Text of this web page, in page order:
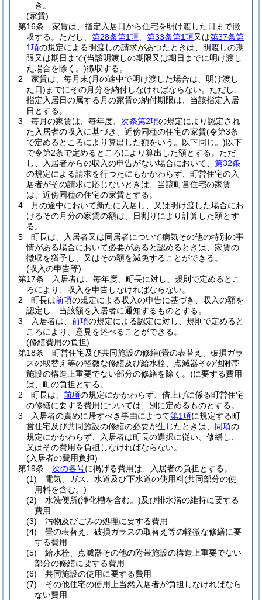
き。
(家賃)
第16条
家賃は、指定入居日から住宅を明け渡した日まで徴
収する。 ただし、 第28条第1項 第33条第1項又は第37条第
1項の規定による明渡しの請求があつたときは、明渡しの期
限又は期日まで(当該明渡しの期限又は期日までに明け渡し
た場合を除く。)徴収する。
2
家賃は、毎月末(月の途中で明け渡した場合は、明け渡し
た日) までにその月分を納付しなければならない。 ただし、
指定入居日の属する月の家賃の納付期限は、当該指定入居
日とする。
3
毎月の家賃は、毎年度、 次条第2項の規定により認定され
た入居者の収入に基づき、近傍同種の住宅の家賃(令第3条
で定めるところにより算出した額をいう。以下同じ。)以下
で令第2条で定めるところにより算出した額とする。 ただ
し、入居者からの収入の申告がない場合において、 第32条
の規定による請求を行つたにもかかわらず、町営住宅の入
居者がその請求に応じないときは、当該町営住宅の家賃
は、近傍同種の住宅の家賃とする。
4
月の途中において新たに入居し、又は明け渡した場合にお
けるその月分の家賃の額は、日割りにより計算した額とす
る。
5
町長は、入居者又は同居者について病気その他の特別の事
情がある場合において必要があると認めるときは、家賃の
徴収を猶予し、又はその額を減免することができる。
(収入の申告等)
第17条
入居者は、毎年度、町長に対し、規則で定めるとこ
ろにより、収入を申告しなければならない。
2
町長は前項の規定による収入の申告に基づき、収入の額を
認定し、当該額を入居者に通知するものとする。
3
入居者は、 前項の規定による認定に対し、規則で定めると
ころにより、意見を述べることができる。
(修繕費用の負担)
第18条
町営住宅及び共同施設の修繕(畳の表替え、破損ガラ
スの取替え等の軽微な修繕及び給水栓、点滅器その他附帯
施設の構造上重要でない部分の修繕を除く。)に要する費用
は、町の負担とする。
2
町長は、 前項の規定にかかわらず、借上げに係る町営住宅
の修繕に要する費用については、別に定めるものとする。
3
入居者の責めに帰すべき事由によつて第1項に規定する町
営住宅及び共同施設の修繕の必要が生じたときは、 同項の
規定にかかわらず、入居者は町長の選択に従い、修繕し、
又はその費用を負担しなければならない。
(入居者の費用負担)
第19条
次の各号に掲げる費用は、入居者の負担とする。
(1)
電気、ガス、水道及び下水道の使用料(共同部分の使
用料を含む。)
(2)
水洗便所(浄化槽を含む。)及び排水溝の維持に要する
費用
(3)
汚物及びごみの処理に要する費用
(4)
畳の表替え、破損ガラスの取替え等の軽微な修繕に要
する費用
(5)
給水栓、点滅器その他の附帯施設の構造上重要でない
部分の修繕に要する費用
(6)
共同施設の使用に要する費用
(7)
その他住宅の使用上当然入居者が負担しなければなら
ない費用